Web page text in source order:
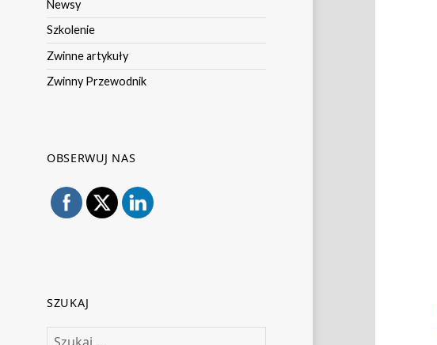
Newsy
Szkolenie
Zwinne artykuły
Zwinny Przewodnik
OBSERWUJ NAS
SZUKAJ